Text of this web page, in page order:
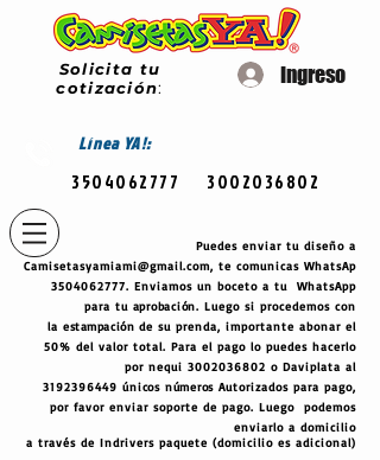
Solicita tu
cotización:
Ingreso
LíneaYA!:
3504062777 3002036802
Puedes enviar tu diseño a
Camisetasyamiami@gmail.com, te comunicas WhatsAp
3504062777. Enviamos un boceto a tu WhatsApp
para tu aprobación. Luego si procedemos con
laestampación de su prenda, importante abonar el
50% del valor total. Para el pago lo puedes hacerlo
por nequi 3002036802 o Daviplata al
3192396449 únicos números Autorizados para pago,
por favor enviar soporte de pago. Luego podemos
enviarlo a domicilio
a través de Indrivers paquete (domicilio es adicional)